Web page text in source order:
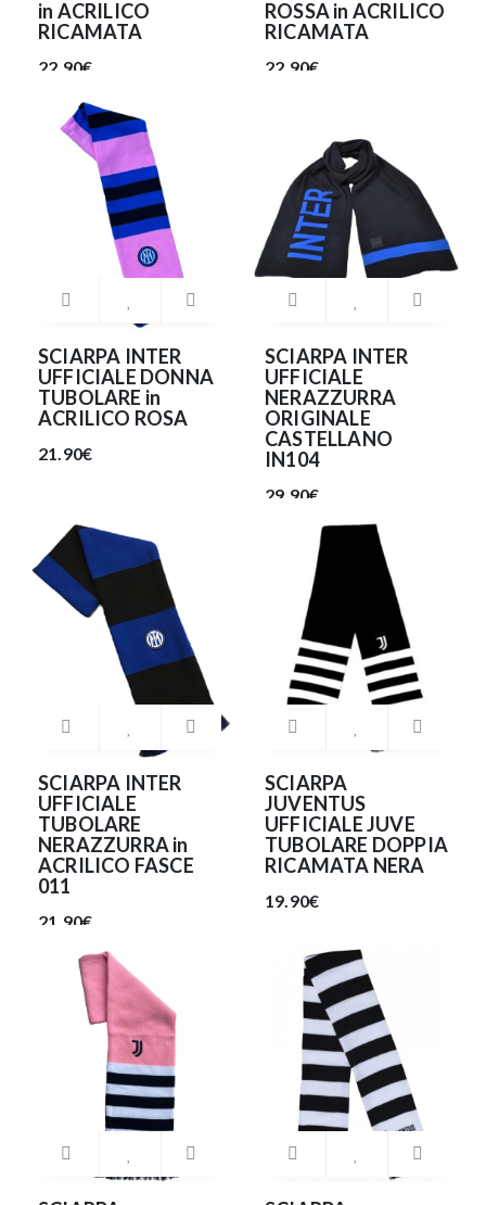
in ACRILICO
RICAMATA
22.90€
ROSSA in ACRILICO
RICAMATA
22.90€
SCIARPA INTER
UFFICIALE DONNA
TUBOLARE in
ACRILICO ROSA
21.90€
SCIARPA INTER
UFFICIALE
NERAZZURRA
ORIGINALE
CASTELLANO
IN104
29.90€
SCIARPA INTER
UFFICIALE
TUBOLARE
NERAZZURRA in
ACRILICO FASCE
011
21.90€
SCIARPA
JUVENTUS
UFFICIALE JUVE
TUBOLARE DOPPIA
RICAMATA NERA
19.90€